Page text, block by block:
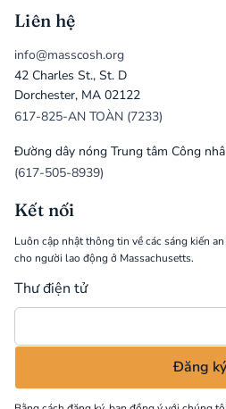
Liên hệ
info@masscosh.org
42 Charles St., St. D
Dorchester, MA 02122
617-825-AN TOÀN (7233)
Đường dây nóng Trung tâm Công
(617-505-8939)
Kết nối
Luôn cập nhật thông tin về các sáng kiến
cho người lao động ở Massachusetts.
Thư điện tử